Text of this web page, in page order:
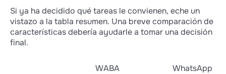
Si ya ha decidido qué tareas le convienen, eche un
vistazo a la tabla resumen. Una breve comparación de
características debería ayudarle a tomar una decisión
final.
WABA WhatsApp